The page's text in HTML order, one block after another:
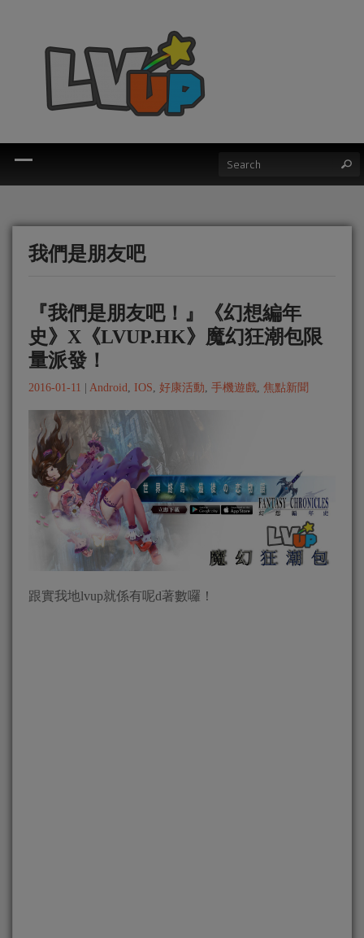
我們是朋友吧
『我們是朋友吧！』《幻想編年
史》X《LVUP.HK》魔幻狂潮包限
量派發！
2016-01-11 Android, IOS, 好康活動, 手機遊戲, 焦點新聞
跟實我地lvup就係有呢d著數囉！